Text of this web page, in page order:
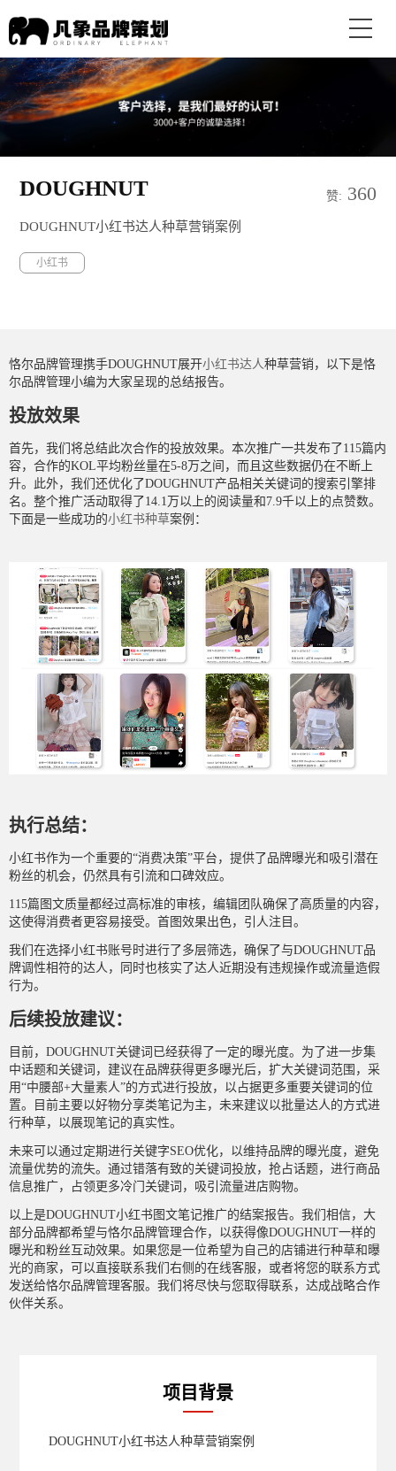
DOUGHNUT 赞: 360
DOUGHNUT小红书达人种草营销案例
小红书
恪尔品牌管理携手DOUGHNUT展开小红书达人种草营销，以下是恪
尔品牌管理小编为大家呈现的总结报告。
投放效果
首先，我们将总结此次合作的投放效果。本次推广一共发布了115篇内
容，合作的KOL平均粉丝量在5-8万之间，而且这些数据仍在不断上
升。此外，我们还优化了DOUGHNUT产品相关关键词的搜索引擎排
名。整个推广活动取得了14.1万以上的阅读量和7.9千以上的点赞数。
下面是一些成功的小红书种草案例：
执行总结：
小红书作为一个重要的“消费决策”平台，提供了品牌曝光和吸引潜在
粉丝的机会，仍然具有引流和口碑效应。
115篇图文质量都经过高标准的审核，编辑团队确保了高质量的内容，
这使得消费者更容易接受。首图效果出色，引人注目。
我们在选择小红书账号时进行了多层筛选，确保了与DOUGHNUT品
牌调性相符的达人，同时也核实了达人近期没有违规操作或流量造假
行为。
后续投放建议：
目前，DOUGHNUT关键词已经获得了一定的曝光度。为了进一步集
中话题和关键词，建议在品牌获得更多曝光后，扩大关键词范围，采
用“中腰部+大量素人”的方式进行投放，以占据更多重要关键词的位
置。目前主要以好物分享类笔记为主，未来建议以批量达人的方式进
行种草，以展现笔记的真实性。
未来可以通过定期进行关键字SEO优化，以维持品牌的曝光度，避免
流量优势的流失。通过错落有致的关键词投放，抢占话题，进行商品
信息推广，占领更多冷门关键词，吸引流量进店购物。
以上是DOUGHNUT小红书图文笔记推广的结案报告。我们相信，大
部分品牌都希望与恪尔品牌管理合作，以获得像DOUGHNUT一样的
曝光和粉丝互动效果。如果您是一位希望为自己的店铺进行种草和曝
光的商家，可以直接联系我们右侧的在线客服，或者将您的联系方式
发送给恪尔品牌管理客服。我们将尽快与您取得联系，达成战略合作
伙伴关系。
项目背景
DOUGHNUT小红书达人种草营销案例